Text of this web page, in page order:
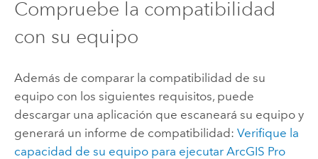
Compruebe la compatibilidad
con su equipo
Además de comparar la compatibilidad de su
equipo con los siguientes requisitos, puede
descargar una aplicación que escaneará su equipo y
generará un informe de compatibilidad: Verifique la
capacidad de su equipo para ejecutar ArcGIS Pro